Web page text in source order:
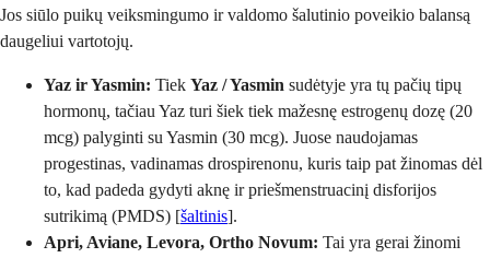
Jos siūlo puikų veiksmingumo ir valdomo šalutinio poveikio balansą
daugeliui vartotojų.
Yaz ir Yasmin: Tiek Yaz / Yasmin sudėtyje yra tų pačių tipų
hormonų, tačiau Yaz turi šiek tiek mažesnę estrogenų dozę (20
mcg) palyginti su Yasmin (30 mcg). Juose naudojamas
progestinas, vadinamas drospirenonu, kuris taip pat žinomas dėl
to, kad padeda gydyti aknę ir priešmenstruacinį disforijos
sutrikimą (PMDS) [šaltinis].
Apri, Aviane, Levora, Ortho Novum: Tai yra gerai žinomi